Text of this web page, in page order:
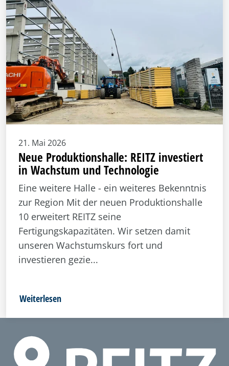
21. Mai 2026
Neue Produktionshalle: REITZ investiert
in Wachstum und Technologie
Eine weitere Halle - ein weiteres Bekenntnis
zur Region Mit der neuen Produktionshalle
10 erweitert REITZ seine
Fertigungskapazitäten. Wir setzen damit
unseren Wachstumskurs fort und
investieren gezie...
Weiterlesen